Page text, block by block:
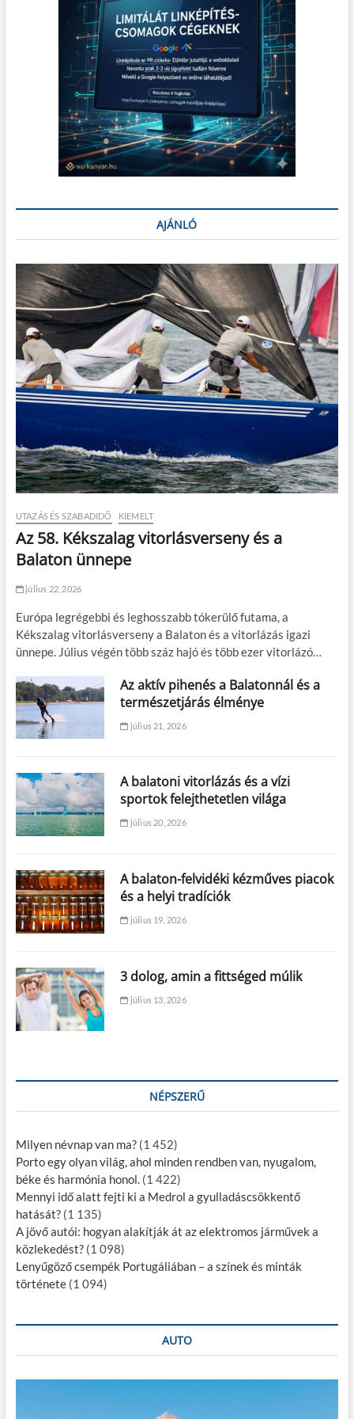
AJÁNLÓ
UTAZÁS ÉS SZABADIDŐ KIEMELT
Az 58. Kékszalag vitorlásverseny és a
Balaton ünnepe
július 22, 2026
Európa legrégebbi és leghosszabb tókerülő futama, a
Kékszalag vitorlásverseny a Balaton és a vitorlázás igazi
ünnepe. Július végén több száz hajó és több ezer vitorlázó…
Az aktív pihenés a Balatonnál és a
természetjárás élménye
július 21, 2026
A balatoni vitorlázás és a vízi
sportok felejthetetlen világa
július 20, 2026
A balaton-felvidéki kézműves piacok
és a helyi tradíciók
július 19, 2026
3 dolog, amin a fittséged múlik
július 13, 2026
NÉPSZERŰ
Milyen névnap van ma? (1 452)
Porto egy olyan világ, ahol minden rendben van, nyugalom,
béke és harmónia honol. (1 422)
Mennyi idő alatt fejti ki a Medrol a gyulladáscsökkentő
hatását? (1 135)
A jövő autói: hogyan alakítják át az elektromos járművek a
közlekedést? (1 098)
Lenyűgöző csempék Portugáliában – a színek és minták
története (1 094)
AUTO